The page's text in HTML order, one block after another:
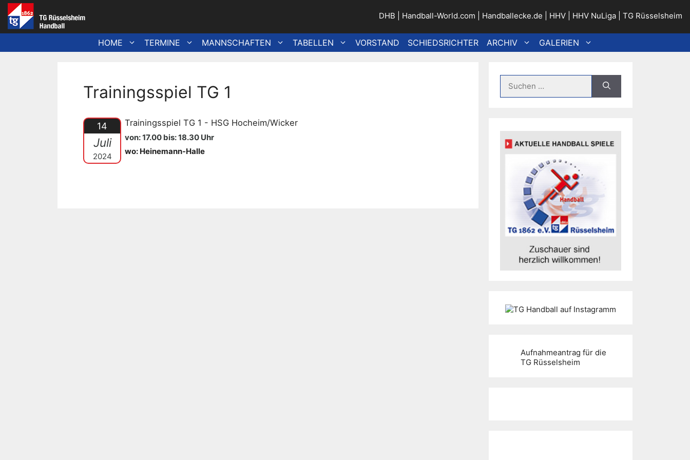
Zum
Inhalt
springen
DHB Handball-World.com Handballecke.de HHV HHV NuLiga TG Rüsselsheim
HOME TERMINE MANNSCHAFTEN TABELLEN VORSTAND SCHIEDSRICHTER ARCHIV GALERIEN
Trainingsspiel TG 1
14
Juli
2024
Trainingsspiel TG 1 - HSG Hocheim/Wicker
von: 17.00 bis: 18.30 Uhr
wo: Heinemann-Halle
nach:
Aufnahmeantrag für die
TG Rüsselsheim